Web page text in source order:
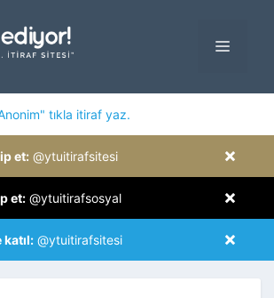
MENÜ
tıkla itiraf yaz.
×
et: @ytuitirafsitesi
×
et: @ytuitirafsosyal
×
@ytuitirafsitesi